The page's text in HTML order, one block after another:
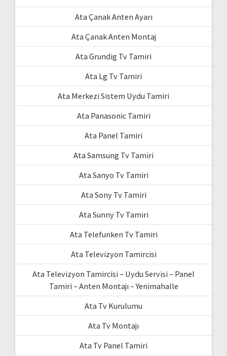
Ata Çanak Anten Ayarı
Ata Çanak Anten Montaj
Ata Grundig Tv Tamiri
Ata Lg Tv Tamiri
Ata Merkezi Sistem Uydu Tamiri
Ata Panasonic Tamiri
Ata Panel Tamiri
Ata Samsung Tv Tamiri
Ata Sanyo Tv Tamiri
Ata Sony Tv Tamiri
Ata Sunny Tv Tamiri
Ata Telefunken Tv Tamiri
Ata Televizyon Tamircisi
Ata Televizyon Tamircisi – Uydu Servisi – Panel
Tamiri – Anten Montajı – Yenimahalle
Ata Tv Kurulumu
Ata Tv Montajı
Ata Tv Panel Tamiri